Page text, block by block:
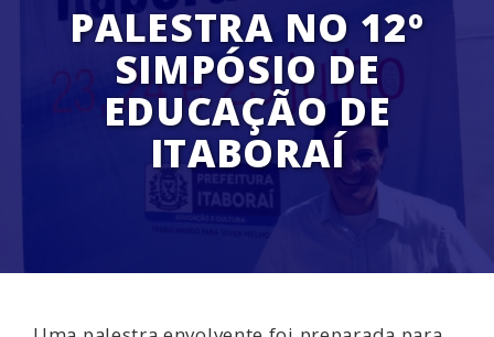
PALESTRA NO 12º
SIMPÓSIO DE
EDUCAÇÃO DE
ITABORAÍ